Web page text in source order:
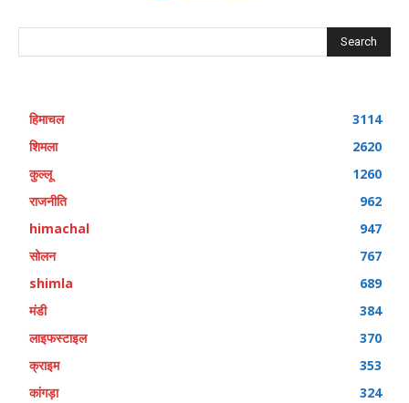
Search
हिमाचल
3114
शिमला
2620
कुल्लू
1260
राजनीति
962
himachal
947
सोलन
767
shimla
689
मंडी
384
लाइफस्टाइल
370
क्राइम
353
कांगड़ा
324